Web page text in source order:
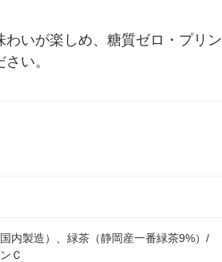
いが楽しめ、糖質ゼロ・プリン
い。
内製造）、緑茶（静岡産一番緑茶9%）/
Ｃ